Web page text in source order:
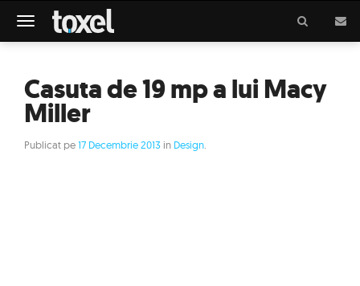
Meniu
Casuta de 19 mp a lui Macy
Miller
Publicat pe17 Decembrie 2013 in Design